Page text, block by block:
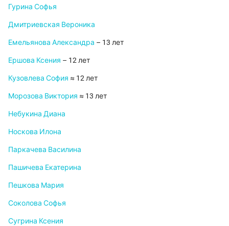
Гурина Софья
Дмитриевская Вероника
Емельянова Александра – 13 лет
Ершова Ксения – 12 лет
Кузовлева София ≈ 12 лет
Морозова Виктория ≈ 13 лет
Небукина Диана
Носкова Илона
Паркачева Василина
Пашичева Екатерина
Пешкова Мария
Соколова Софья
Сугрина Ксения